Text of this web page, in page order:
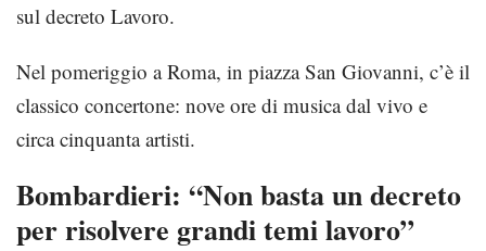
sul decreto Lavoro.
Nel pomeriggio a Roma, in piazza San Giovanni, c’è il
classico concertone: nove ore di musica dal vivo e
circa cinquanta artisti.
Bombardieri: “Non basta un decreto
per risolvere grandi temi lavoro”